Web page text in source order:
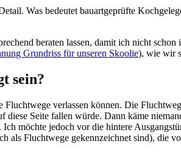
Was bedeutet bauartgeprüfte
beraten lassen, damit ich nicht
Grundriss für unseren Skoolie), wie wir
sein?
verlassen können. Die
Seite fallen würde. Dann käme
möchte jedoch vor die hintere
als Fluchtwege gekennzeichnet sind), die